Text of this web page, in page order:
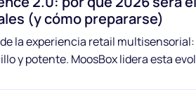
(y cómo prepararse)
la experiencia retail
y potente. MoosBox lidera esta